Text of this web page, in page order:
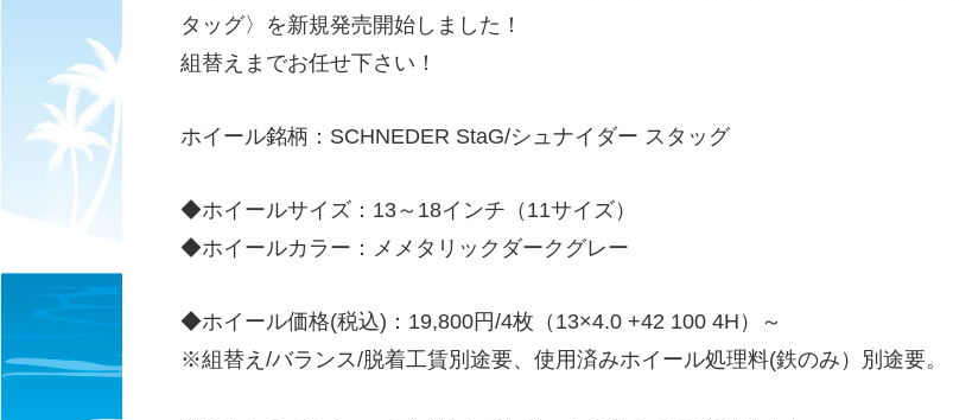
タッグ〉を新規発売開始しました！
組替えまでお任せ下さい！
ホイール銘柄：SCHNEDER StaG/シュナイダー スタッグ
◆ホイールサイズ：13～18インチ（11サイズ）
◆ホイールカラー：メメタリックダークグレー
◆ホイール価格(税込)：19,800円/4枚（13×4.0 +42 100 4H）～
※組替え/バランス/脱着工賃別途要、使用済みホイール処理料(鉄のみ）別途要。